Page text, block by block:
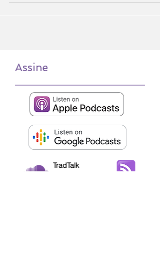
Assine
TradTalk